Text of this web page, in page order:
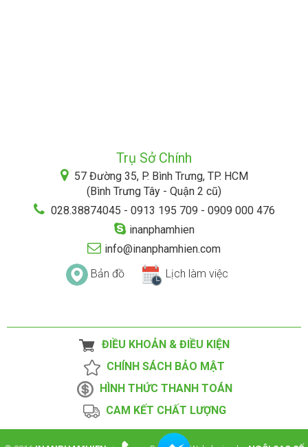
Trụ Sở Chính
57 Đường 35, P. Bình Trưng, TP. HCM
(Bình Trưng Tây - Quận 2 cũ)
028.38874045 - 0913 195 709 - 0909 000 476
inanphamhien
info@inanphamhien.com
Bản đồ
Lịch làm việc
ĐIỀU KHOẢN & ĐIỀU KIỆN
CHÍNH SÁCH BẢO MẬT
HÌNH THỨC THANH TOÁN
CAM KẾT CHẤT LƯỢNG